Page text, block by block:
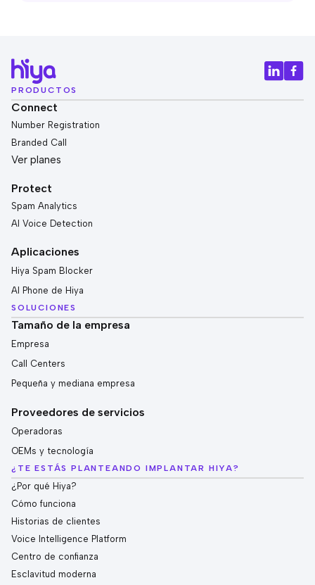
PRODUCTOS
Connect
Number Registration
Branded Call
Ver planes
Protect
Spam Analytics
AI Voice Detection
Aplicaciones
Hiya Spam Blocker
AI Phone de Hiya
SOLUCIONES
Tamaño de la empresa
Empresa
Call Centers
Pequeña y mediana empresa
Proveedores de servicios
Operadoras
OEMs y tecnología
¿TE ESTÁS PLANTEANDO IMPLANTAR HIYA?
¿Por qué Hiya?
Cómo funciona
Historias de clientes
Voice Intelligence Platform
Centro de confianza
Esclavitud moderna